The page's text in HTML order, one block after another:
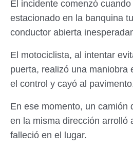
El incidente comenzó cuando
estacionado en la banquina
conductor abierta
El motociclista, al intentar
puerta, realizó una maniobra
el control y cayó al
En ese momento, un camión
en la misma dirección arrolló
falleció en el lugar.